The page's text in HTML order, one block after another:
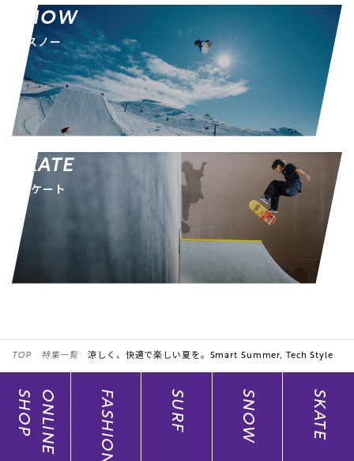
SNOW
スノー
SKATE
スケート
TOP 特集一覧 涼しく、快適で楽しい夏を。Smart Summer, Tech Style
ONLINE
SHOP FASHION SURF SNOW SKATE